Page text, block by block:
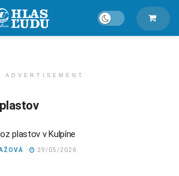
ADVERTISEMENT
plastov v Kulpíne
29/05/2026